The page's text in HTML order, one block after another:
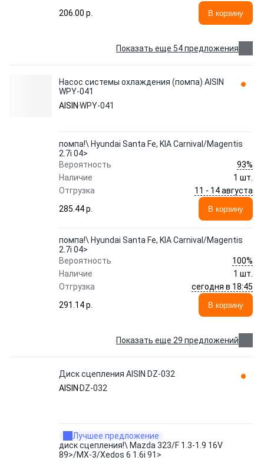
206.00 p. В корзину
Показать еще 54 предложения
Насос системы охлаждения (помпа) AISIN
WPY-041
AISIN WPY-041
помпа!\ Hyundai Santa Fe, KIA Carnival/Magentis
2.7i 04>
Вероятность
93%
Наличие
1 шт.
Отгрузка
11 - 14 августа
285.44 p.
В корзину
помпа!\ Hyundai Santa Fe, KIA Carnival/Magentis
2.7i 04>
Вероятность
100%
Наличие
1 шт.
Отгрузка
сегодня в 18:45
291.14 p.
В корзину
Показать еще 29 предложений
Диск сцепления AISIN DZ-032
AISIN DZ-032
Лучшее предложение
диск сцепления!\ Mazda 323/F 1.3-1.9 16V
89>/MX-3/Xedos 6 1.6i 91>